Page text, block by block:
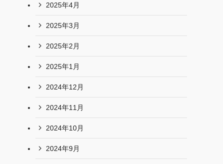
2025年4月
2025年3月
2025年2月
2025年1月
2024年12月
2024年11月
2024年10月
2024年9月